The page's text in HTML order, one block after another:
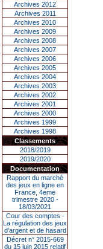
Archives 2012
Archives 2011
Archives 2010
Archives 2009
Archives 2008
Archives 2007
Archives 2006
Archives 2005
Archives 2004
Archives 2003
Archives 2002
Archives 2001
Archives 2000
Archives 1999
Archives 1998
Classements
2018/2019
2019/2020
Documentation
Rapport du marché
des jeux en ligne en
France, 4eme
trimestre 2020 -
18/03/2021
Cour des comptes -
La régulation des jeux
d’argent et de hasard
Décret n° 2015-669
du 15 juin 2015 relatif